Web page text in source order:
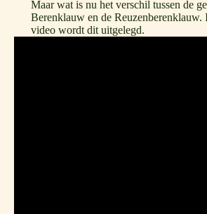
Maar wat is nu het verschil tussen de
Berenklauw en de Reuzenberenklauw.
video wordt dit uitgelegd.